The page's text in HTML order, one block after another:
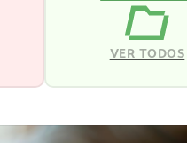
VER TODOS